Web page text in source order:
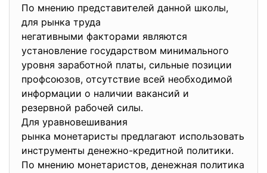
По мнению представителей данной школы,
для рынка труда
негативными факторами являются
установление государством минимального
уровня заработной платы, сильные позиции
профсоюзов, отсутствие всей необходимой
информации о наличии вакансий и
резервной рабочей силы.
Для уравновешивания
рынка монетаристы предлагают использовать
инструменты денежно-кредитной политики.
По мнению монетаристов, денежная политика